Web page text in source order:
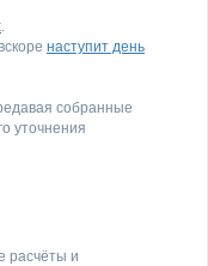
.
наступит день
собранные
уточнения
расчёты и